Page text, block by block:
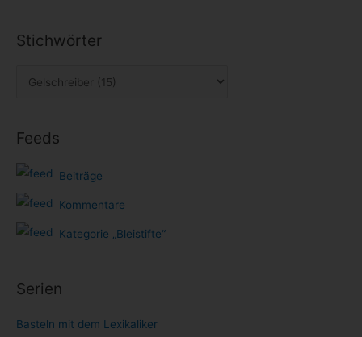
Stichwörter
Feeds
Beiträge
Kommentare
Kategorie „Bleistifte“
Serien
Basteln mit dem Lexikaliker